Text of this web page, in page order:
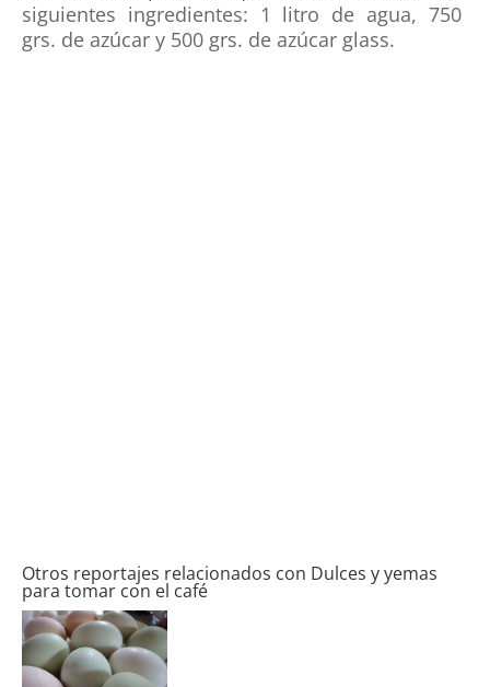
siguientes ingredientes: 1 litro de agua, 750
grs. de azúcar y 500 grs. de azúcar glass.
Otros reportajes relacionados con Dulces y yemas
para tomar con el café